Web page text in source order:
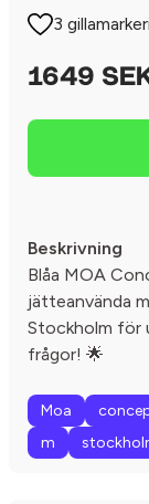
3
1649
Beskrivning
Blåa MOA
jätteanvända
Stockholm för
frågor! 🌟
Moa
m